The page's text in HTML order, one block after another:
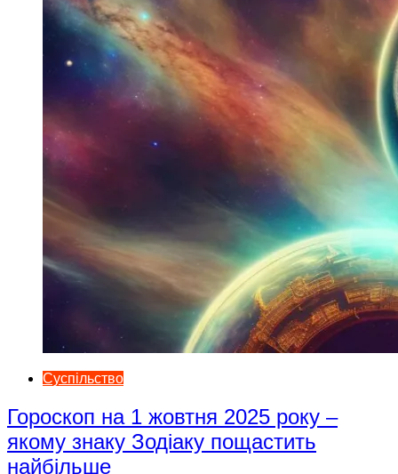
Суспільство
Гороскоп на 1 жовтня 2025 року –
якому знаку Зодіаку пощастить
найбільше